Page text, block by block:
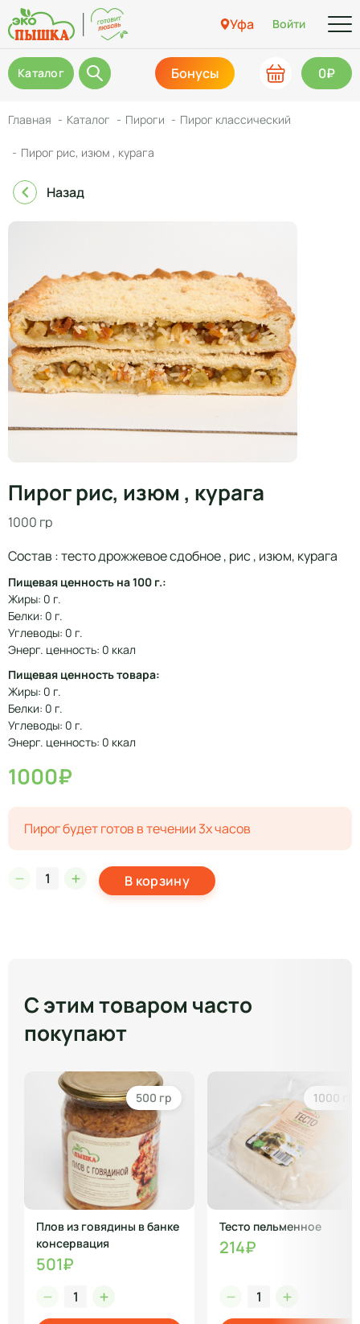
Уфа Войти
Каталог Бонусы 0₽
Главная Каталог Пироги Пирог классический
Пирог рис, изюм , курага
Назад
Пирог рис, изюм , курага
1000 гр
Состав : тесто дрожжевое сдобное , рис , изюм, курага
Пищевая ценность на 100 г.:
Жиры: 0 г.
Белки: 0 г.
Углеводы: 0 г.
Энерг. ценность: 0 ккал
Пищевая ценность товара:
Жиры: 0 г.
Белки: 0 г.
Углеводы: 0 г.
Энерг. ценность: 0 ккал
1000₽
Пирог будет готов в течении 3х часов
В корзину
С этим товаром часто
покупают
500 гр
Плов из говядины в банке
консервация
501₽
1000 гр
Тесто пельменное
214₽